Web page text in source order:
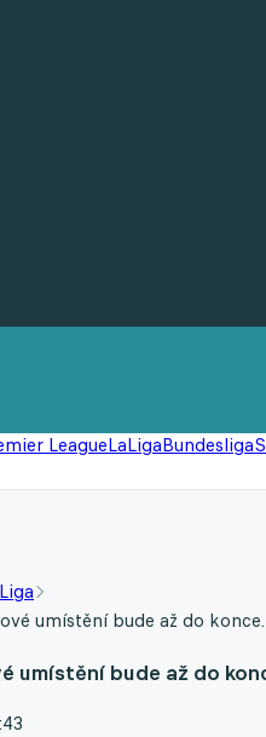
LeagueLaLigaBundesliga
umístění bude až do
umístění bude až do